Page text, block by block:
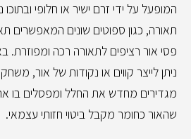
המופעל על ידי זרם ישיר או חלופי
תאורה, כגון ספוטים שונים המאפשרים
פסי אור רציפים לתאורה רכה
ניתן לייצר קווים או נקודות של אור,
מגדירים מחדש את החלל ומפסלים בו את
שהאור כחומר מקבל ביטוי חזותי עצמאי.